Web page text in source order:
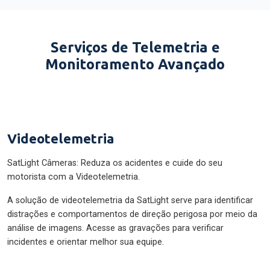
Serviços de Telemetria e
Monitoramento Avançado
Videotelemetria
SatLight Câmeras: Reduza os acidentes e cuide do seu
motorista com a Videotelemetria.
A solução de videotelemetria da SatLight serve para identificar
distrações e comportamentos de direção perigosa por meio da
análise de imagens. Acesse as gravações para verificar
incidentes e orientar melhor sua equipe.